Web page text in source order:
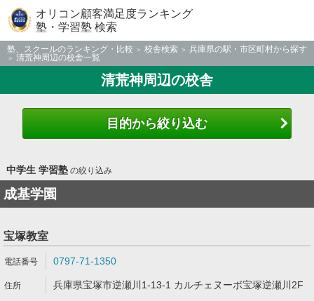
オリコン顧客満足度ランキング
塾・学習塾 検索
塾、スクールのランキング・比較 校舎検索
兵庫県の駅・市区町村から探す
清荒神周辺の校舎一覧
清荒神周辺の校舎
目的から絞り込む
中学生 学習塾の絞り込み
成基学園
宝塚教室
0797-71-1350
兵庫県宝塚市逆瀬川1-13-1 カルチェヌーボ宝塚逆瀬川2F